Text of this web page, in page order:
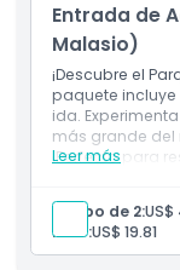
Inclusiones
Política para
Horario de
Entrada de
Malasio)
¡Descubre el
paquete
ida.
más grande del
¡Perfecto para
Leer más
Grupo de 2:US$
Niño:US$ 19.81